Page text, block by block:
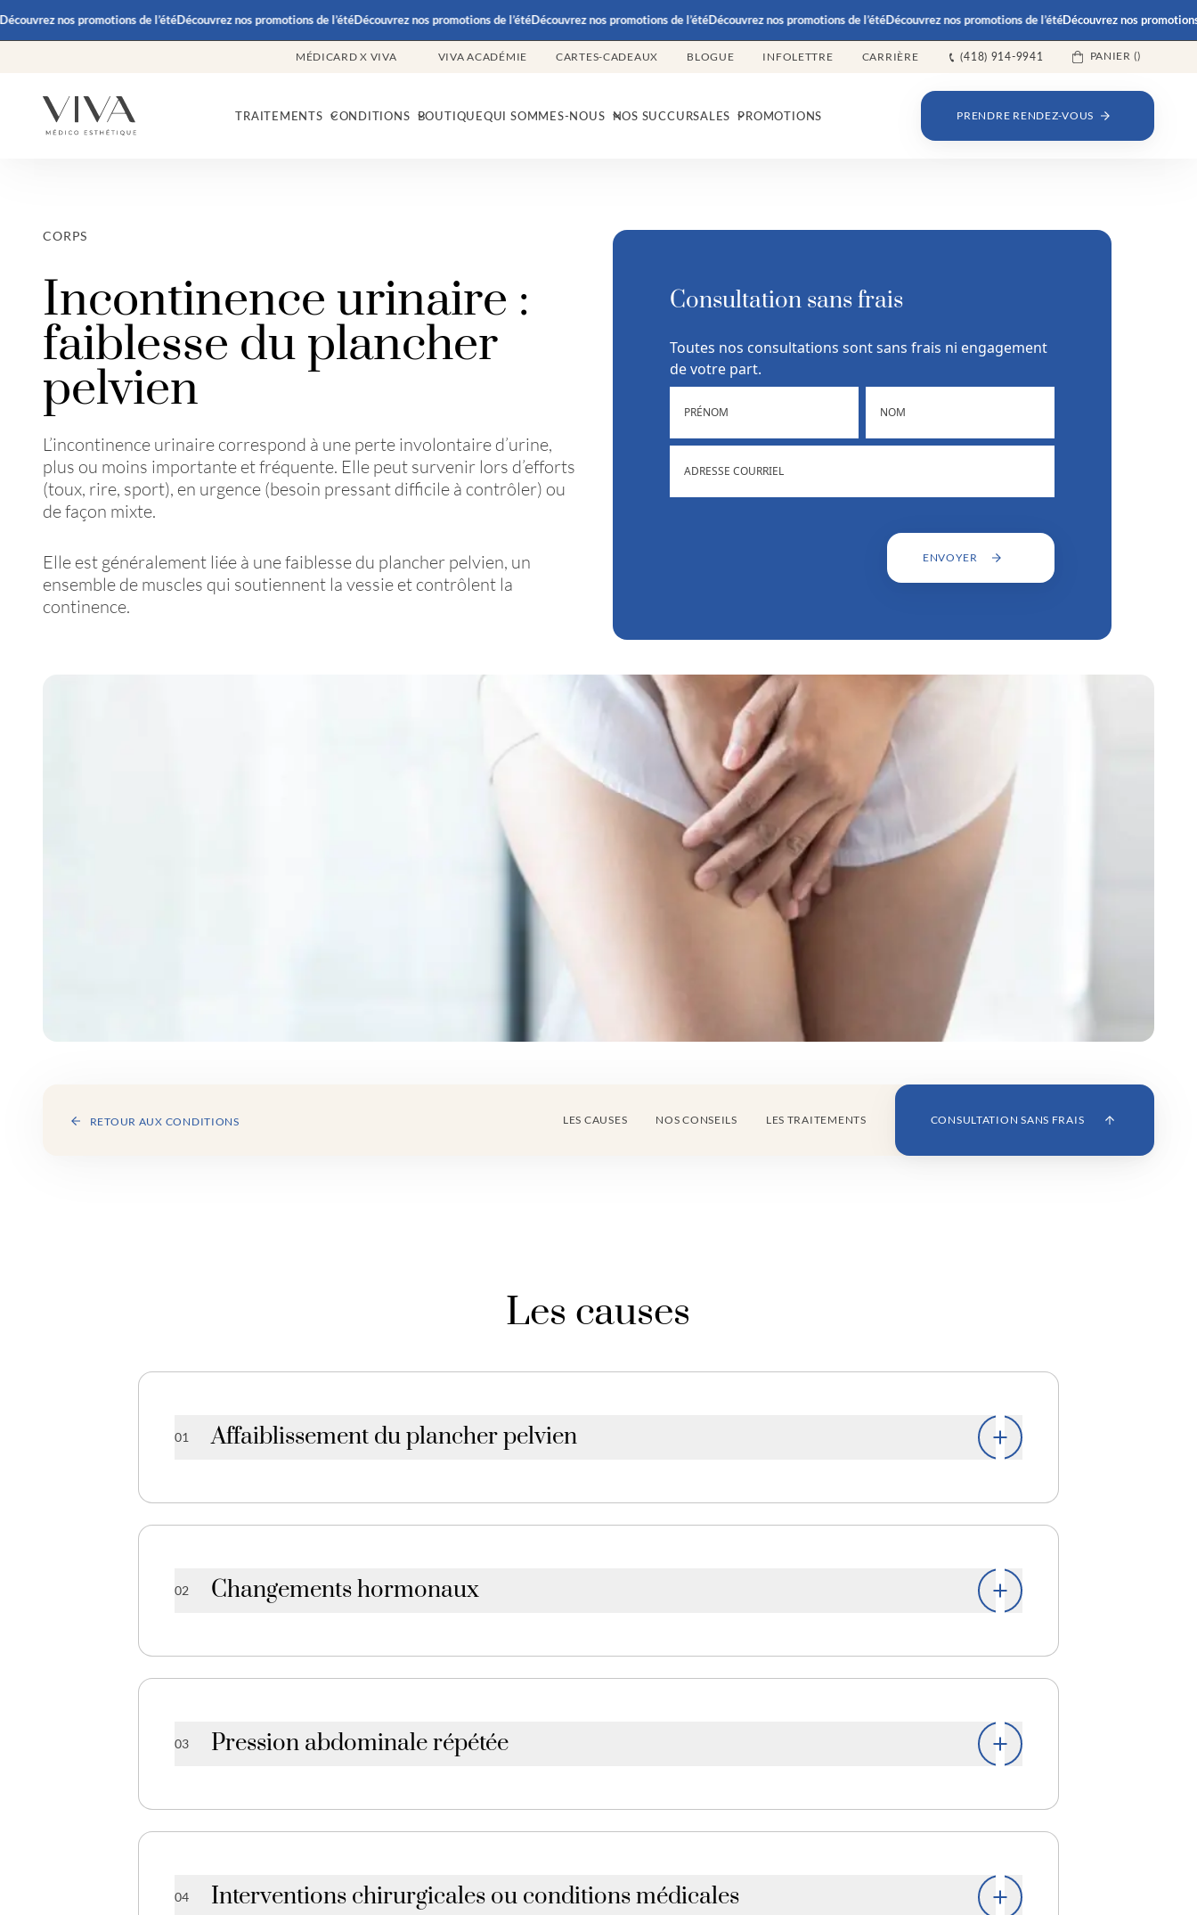
promotions de l’étéDécouvrez nos promotions de l’étéDécouvrez nos promotions de l’étéDécouvrez nos promotions de l’étéDécouvrez nos promotions de l’étéDécouvrez nos promotions de l’étéDécouvrez nos promotions de l’été
MÉDICARD X VIVA VIVA ACADÉMIE CARTES-CADEAUX BLOGUE INFOLETTRE CARRIÈRE (418) 914-9941 PANIER ()
TRAITEMENTS CONDITIONS BOUTIQUEQUI SOMMES-NOUS NOS SUCCURSALES PROMOTIONS PRENDRE RENDEZ-VOUS
CORPS
Incontinence urinaire :
faiblesse du plancher
pelvien
L’incontinence urinaire correspond à une perte involontaire d’urine,
plus ou moins importante et fréquente. Elle peut survenir lors d’efforts
(toux, rire, sport), en urgence (besoin pressant difficile à contrôler) ou
de façon mixte.
Elle est généralement liée à une faiblesse du plancher pelvien, un
ensemble de muscles qui soutiennent la vessie et contrôlent la
continence.
Consultation sans frais
Toutes nos consultations sont sans frais ni engagement
de votre part.
COURRIEL
ENVOYER
RETOUR AUX CONDITIONS LES CAUSES NOS CONSEILS LES TRAITEMENTS CONSULTATION SANS FRAIS
Les causes
01 Affaiblissement du plancher pelvien
02 Changements hormonaux
03 Pression abdominale répétée
04 Interventions chirurgicales ou conditions médicales